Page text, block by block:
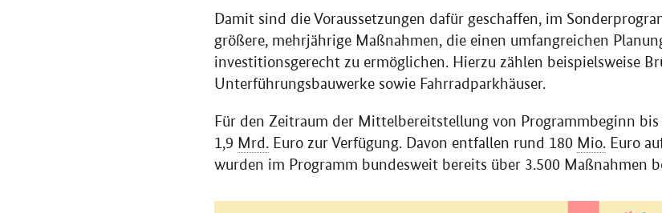
Damit sind die Voraussetzungen dafür geschaffen, im
größere, mehrjährige Maßnahmen, die einen umfangreichen
investitionsgerecht zu ermöglichen. Hierzu zählen beispielsweise
Unterführungsbauwerke sowie Fahrradparkhäuser.
Für den Zeitraum der Mittelbereitstellung von Programmbeginn
1,9 Mrd. Euro zur Verfügung. Davon entfallen rund 180 Mio. Euro
wurden im Programm bundesweit bereits über 3.500 Maßnahmen